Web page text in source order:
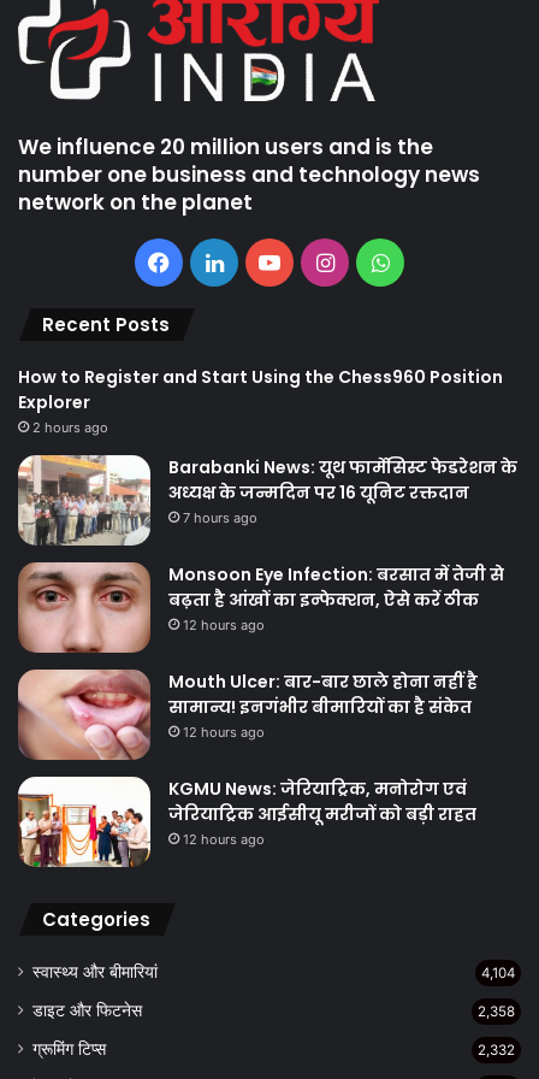
We influence 20 million users and is the
number one business and technology news
network on the planet
Facebook
LinkedInYouTubeInstagramWhatsApp
Recent Posts
How to Register and Start Using the Chess960 Position
Explorer
2 hours ago
Barabanki News: यूथ फार्मेसिस्ट फेडरेशन के
अध्यक्ष के जन्मदिन पर 16 यूनिट रक्तदान
7 hours ago
Monsoon Eye Infection: बरसात में तेजी से
बढ़ता है आंखों का इन्फेक्शन, ऐसे करें ठीक
12 hours ago
Mouth Ulcer: बार-बार छाले होना नहीं है
सामान्य! इनगंभीर बीमारियों का है संकेत
12 hours ago
KGMU News: जेरियाट्रिक, मनोरोग एवं
जेरियाट्रिक आईसीयू मरीजों को बड़ी राहत
12 hours ago
Categories
स्वास्थ्य और बीमारियां 4,104
डाइट और फिटनेस 2,358
ग्रूमिंग टिप्स 2,332